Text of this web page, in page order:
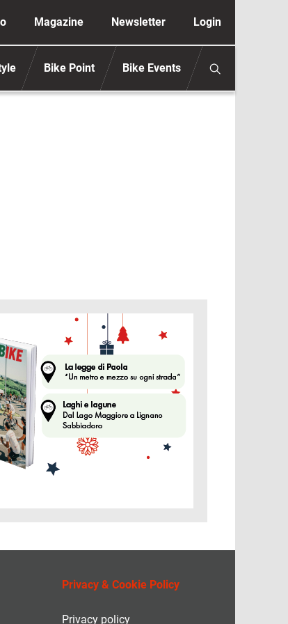
secondaria anonimo
Magazine Newsletter Login
Bike Point Bike Events
Privacy & Cookie Policy
Privacy policy